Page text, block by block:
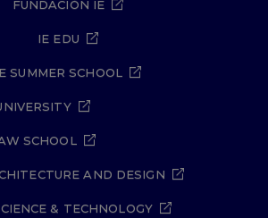
FUNDACIÓN IE
IE EDU
SUMMER SCHOOL
SCHOOL
AND DESIGN
& TECHNOLOGY